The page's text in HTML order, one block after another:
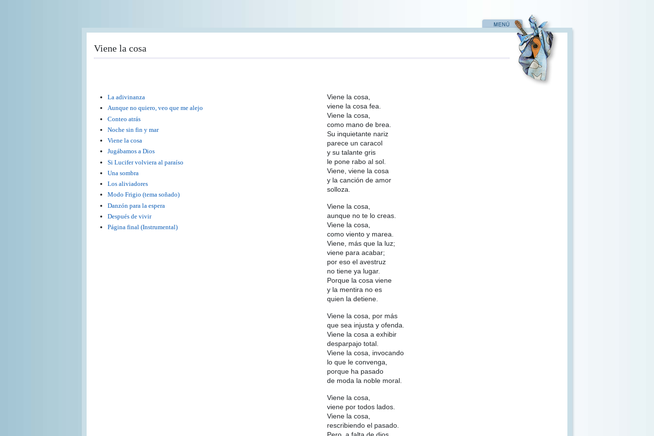
Viene la cosa
La adivinanza
Aunque no quiero, veo que me alejo
Conteo atrás
Noche sin fin y mar
Viene la cosa
Jugábamos a Dios
Si Lucifer volviera al paraíso
Una sombra
Los aliviadores
Modo Frigio (tema soñado)
Danzón para la espera
Después de vivir
Página final (Instrumental)
Viene la cosa,
viene la cosa fea.
Viene la cosa,
como mano de brea.
Su inquietante nariz
parece un caracol
y su talante gris
le pone rabo al sol.
Viene, viene la cosa
y la canción de amor
solloza.
Viene la cosa,
aunque no te lo creas.
Viene la cosa,
como viento y marea.
Viene, más que la luz;
viene para acabar;
por eso el avestruz
no tiene ya lugar.
Porque la cosa viene
y la mentira no es
quien la detiene.
Viene la cosa, por más
que sea injusta y ofenda.
Viene la cosa a exhibir
desparpajo total.
Viene la cosa, invocando
lo que le convenga,
porque ha pasado
de moda la noble moral.
Viene la cosa,
viene por todos lados.
Viene la cosa,
rescribiendo el pasado.